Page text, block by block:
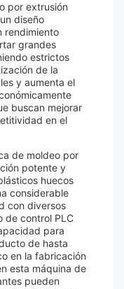
por extrusión
diseño
rendimiento
grandes
estrictos
de la
y aumenta el
buscan mejorar
en el
de moldeo por
potente y
huecos
considerable
con diversos
de control PLC
para
de hasta
en la fabricación
esta máquina de
pueden